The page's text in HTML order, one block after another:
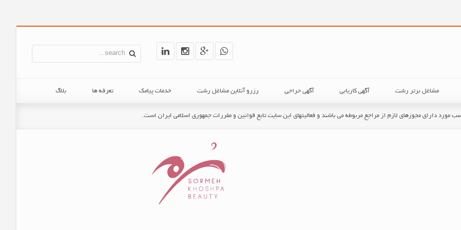
مشاغل برتر رشت آگهی کاریابی آگهی حراجی رزرو آنلاین مشاغل رشت خدمات پیامک تعرفه ها بلاگ
مورد دارای مجوزهای لازم از مراجع مربوطه می باشند و فعالیتهای این سایت تابع قوانین و مقررات جمهوری اسلامی ایران است.